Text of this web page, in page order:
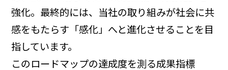
強化。最終的には、当社の取り組みが社会に共
感をもたらす「感化」へと進化させることを目
指しています。
このロードマップの達成度を測る成果指標